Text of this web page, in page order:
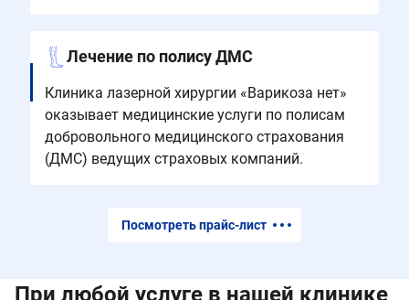
Лечение по полису ДМС
Клиника лазерной хирургии «Варикоза нет»
оказывает медицинские услуги по полисам
добровольного медицинского страхования
(ДМС) ведущих страховых компаний.
Посмотреть прайс-лист
При любой услуге в нашей клинике